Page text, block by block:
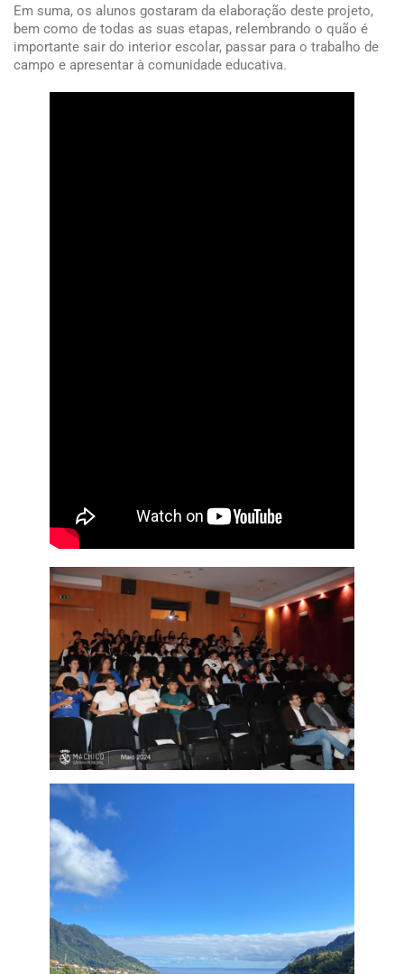
Em suma, os alunos gostaram da elaboração deste projeto,
bem como de todas as suas etapas, relembrando o quão é
importante sair do interior escolar, passar para o trabalho de
campo e apresentar à comunidade educativa.